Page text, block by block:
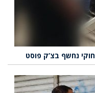
נחשף בצ’ק פוסט